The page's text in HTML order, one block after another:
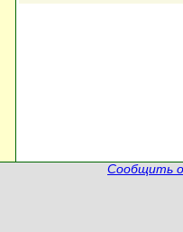
Сообщить о